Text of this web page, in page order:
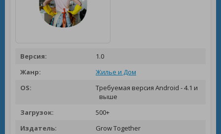
Версия:
1.0
Жанр:
Жилье и Дом
OS:
Требуемая версия Android - 4.1 и
выше
Загрузок:
500+
Издатель:
Grow Together